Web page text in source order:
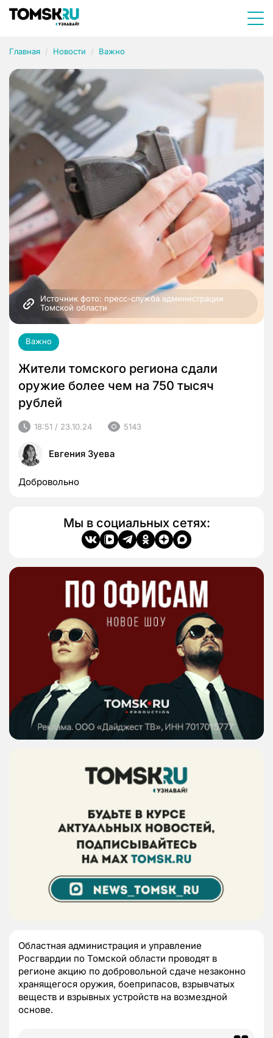
Главная Новости Важно
Источник фото: пресс-служба администрации
Томской области
Важно
Жители томского региона cдали
оружие более чем на 750 тысяч
рублей
18:51 / 23.10.24 5143
Евгения Зуева
Добровольно
Мы в социальных сетях:
Областная администрация и управление
Росгвардии по Томской области проводят в
регионе акцию по добровольной сдаче незаконно
хранящегося оружия, боеприпасов, взрывчатых
веществ и взрывных устройств на возмездной
основе.